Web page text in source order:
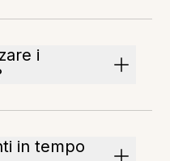
i
in tempo